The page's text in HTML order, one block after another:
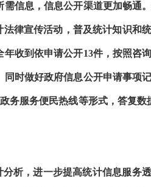
信息，信息公开渠道更加畅通
律宣传活动，普及统计知识和统
收到依申请公开13件，按照咨
时做好政府信息公开申请事项
务服务便民热线等形式，答复数
析，进一步提高统计信息服务